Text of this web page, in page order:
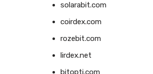
solarabit.com
coirdex.com
rozebit.com
lirdex.net
bitopti.com